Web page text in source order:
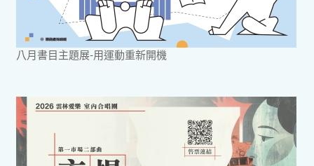
八月書目主題展-用運動重新開機